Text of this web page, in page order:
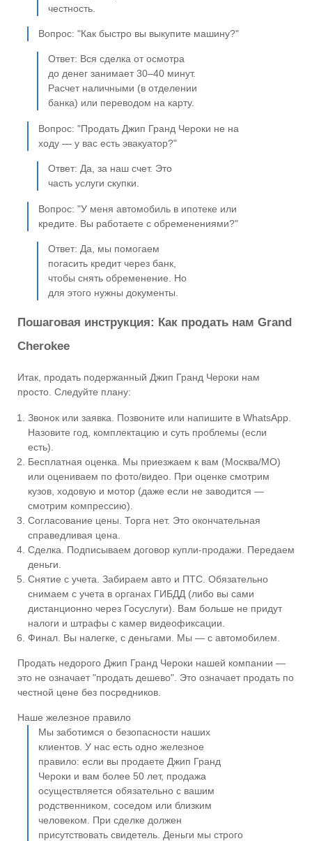
честность.
Вопрос: "Как быстро вы выкупите машину?"
Ответ: Вся сделка от осмотра
до денег занимает 30–40 минут.
Расчет наличными (в отделении
банка) или переводом на карту.
Вопрос: "Продать Джип Гранд Чероки не на
ходу — у вас есть эвакуатор?"
Ответ: Да, за наш счет. Это
часть услуги скупки.
Вопрос: "У меня автомобиль в ипотеке или
кредите. Вы работаете с обременениями?"
Ответ: Да, мы помогаем
погасить кредит через банк,
чтобы снять обременение. Но
для этого нужны документы.
Пошаговая инструкция: Как продать нам Grand
Cherokee
Итак, продать подержанный Джип Гранд Чероки нам
просто. Следуйте плану:
Звонок или заявка. Позвоните или напишите в WhatsApp.
Назовите год, комплектацию и суть проблемы (если
есть).
Бесплатная оценка. Мы приезжаем к вам (Москва/МО)
или оцениваем по фото/видео. При оценке смотрим
кузов, ходовую и мотор (даже если не заводится —
смотрим компрессию).
Согласование цены. Торга нет. Это окончательная
справедливая цена.
Сделка. Подписываем договор купли-продажи. Передаем
деньги.
Снятие с учета. Забираем авто и ПТС. Обязательно
снимаем с учета в органах ГИБДД (либо вы сами
дистанционно через Госуслуги). Вам больше не придут
налоги и штрафы с камер видеофиксации.
Финал. Вы налегке, с деньгами. Мы — с автомобилем.
Продать недорого Джип Гранд Чероки нашей компании —
это не означает "продать дешево". Это означает продать по
честной цене без посредников.
Наше железное правило
Мы заботимся о безопасности наших
клиентов. У нас есть одно железное
правило: если вы продаете Джип Гранд
Чероки и вам более 50 лет, продажа
осуществляется обязательно с вашим
родственником, соседом или близким
человеком. При сделке должен
присутствовать свидетель. Деньги мы строго